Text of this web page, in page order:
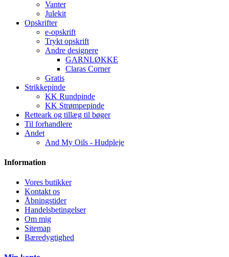
Vanter
Julekit
Opskrifter
e-opskrift
Trykt opskrift
Andre designere
GARNLØKKE
Claras Corner
Gratis
Strikkepinde
KK Rundpinde
KK Strømpepinde
Retteark og tillæg til bøger
Til forhandlere
Andet
And My Oils - Hudpleje
Information
Vores butikker
Kontakt os
Åbningstider
Handelsbetingelser
Om mig
Sitemap
Bæredygtighed